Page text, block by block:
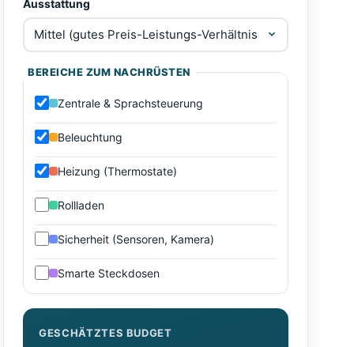
Ausstattung
BEREICHE ZUM NACHRÜSTEN
Zentrale & Sprachsteuerung
Beleuchtung
Heizung (Thermostate)
Rollladen
Sicherheit (Sensoren, Kamera)
Smarte Steckdosen
GESCHÄTZTES BUDGET